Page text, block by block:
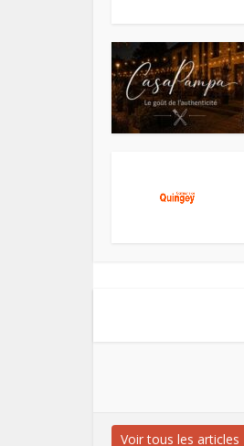
Voir tous les articles